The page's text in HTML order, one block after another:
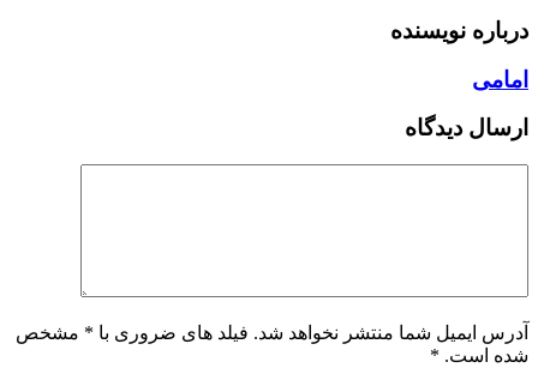
درباره نویسنده
امامی
ارسال دیدگاه
آدرس ایمیل شما منتشر نخواهد شد. فیلد های ضروری با * مشخص
شده است. *